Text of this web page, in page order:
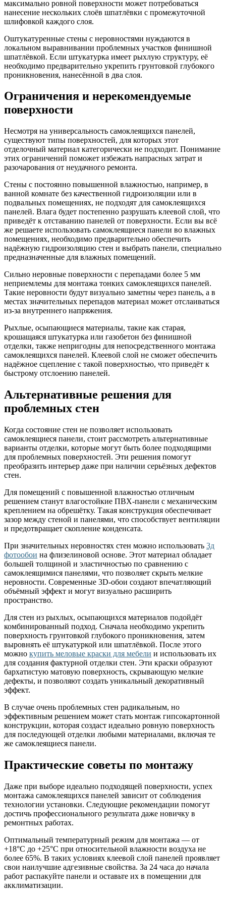
максимально ровной поверхности может потребоваться
нанесение нескольких слоёв шпатлёвки с промежуточной
шлифовкой каждого слоя.
Оштукатуренные стены с неровностями нуждаются в
локальном выравнивании проблемных участков финишной
шпатлёвкой. Если штукатурка имеет рыхлую структуру, её
необходимо предварительно укрепить грунтовкой глубокого
проникновения, нанесённой в два слоя.
Ограничения и нерекомендуемые
поверхности
Несмотря на универсальность самоклеящихся панелей,
существуют типы поверхностей, для которых этот
отделочный материал категорически не подходит. Понимание
этих ограничений поможет избежать напрасных затрат и
разочарования от неудачного ремонта.
Стены с постоянно повышенной влажностью, например, в
ванной комнате без качественной гидроизоляции или в
подвальных помещениях, не подходят для самоклеящихся
панелей. Влага будет постепенно разрушать клеевой слой, что
приведёт к отставанию панелей от поверхности. Если вы всё
же решаете использовать самоклеящиеся панели во влажных
помещениях, необходимо предварительно обеспечить
надёжную гидроизоляцию стен и выбрать панели, специально
предназначенные для влажных помещений.
Сильно неровные поверхности с перепадами более 5 мм
неприемлемы для монтажа тонких самоклеящихся панелей.
Такие неровности будут визуально заметны через панель, а в
местах значительных перепадов материал может отслаиваться
из-за внутреннего напряжения.
Рыхлые, осыпающиеся материалы, такие как старая,
крошащаяся штукатурка или газобетон без финишной
отделки, также непригодны для непосредственного монтажа
самоклеящихся панелей. Клеевой слой не сможет обеспечить
надёжное сцепление с такой поверхностью, что приведёт к
быстрому отслоению панелей.
Альтернативные решения для
проблемных стен
Когда состояние стен не позволяет использовать
самоклеящиеся панели, стоит рассмотреть альтернативные
варианты отделки, которые могут быть более подходящими
для проблемных поверхностей. Эти решения помогут
преобразить интерьер даже при наличии серьёзных дефектов
стен.
Для помещений с повышенной влажностью отличным
решением станут влагостойкие ПВХ-панели с механическим
креплением на обрешётку. Такая конструкция обеспечивает
зазор между стеной и панелями, что способствует вентиляции
и предотвращает скопление конденсата.
При значительных неровностях стен можно использовать 3д
фотообои на флизелиновой основе. Этот материал обладает
большей толщиной и эластичностью по сравнению с
самоклеящимися панелями, что позволяет скрыть мелкие
неровности. Современные 3D-обои создают впечатляющий
объёмный эффект и могут визуально расширить
пространство.
Для стен из рыхлых, осыпающихся материалов подойдёт
комбинированный подход. Сначала необходимо укрепить
поверхность грунтовкой глубокого проникновения, затем
выровнять её штукатуркой или шпатлёвкой. После этого
можно купить меловые краски для мебели и использовать их
для создания фактурной отделки стен. Эти краски образуют
бархатистую матовую поверхность, скрывающую мелкие
дефекты, и позволяют создать уникальный декоративный
эффект.
В случае очень проблемных стен радикальным, но
эффективным решением может стать монтаж гипсокартонной
конструкции, которая создаст идеально ровную поверхность
для последующей отделки любыми материалами, включая те
же самоклеящиеся панели.
Практические советы по монтажу
Даже при выборе идеально подходящей поверхности, успех
монтажа самоклеящихся панелей зависит от соблюдения
технологии установки. Следующие рекомендации помогут
достичь профессионального результата даже новичку в
ремонтных работах.
Оптимальный температурный режим для монтажа — от
+18°C до +25°C при относительной влажности воздуха не
более 65%. В таких условиях клеевой слой панелей проявляет
свои наилучшие адгезивные свойства. За 24 часа до начала
работ распакуйте панели и оставьте их в помещении для
акклиматизации.